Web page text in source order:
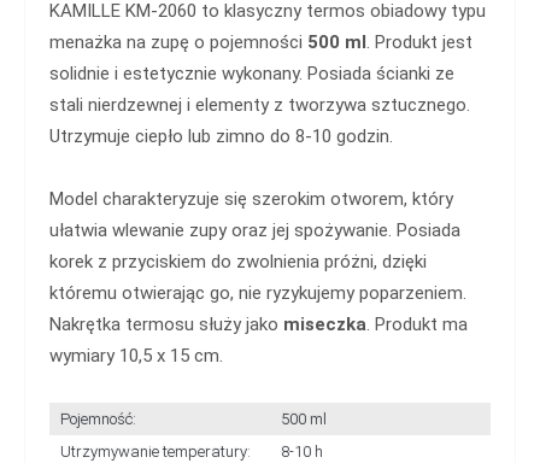
KAMILLE KM-2060 to klasyczny termos obiadowy typu
menażka na zupę o pojemności 500 ml. Produkt jest
solidnie i estetycznie wykonany. Posiada ścianki ze
stali nierdzewnej i elementy z tworzywa sztucznego.
Utrzymuje ciepło lub zimno do 8-10 godzin.
Model charakteryzuje się szerokim otworem, który
ułatwia wlewanie zupy oraz jej spożywanie. Posiada
korek z przyciskiem do zwolnienia próżni, dzięki
któremu otwierając go, nie ryzykujemy poparzeniem.
Nakrętka termosu służy jako miseczka. Produkt ma
wymiary 10,5 x 15 cm.
Pojemność:
500 ml
Utrzymywanie temperatury:
8-10 h